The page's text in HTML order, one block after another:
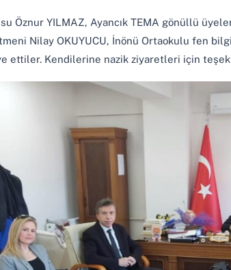
Öznur YILMAZ, Ayancık TEMA gönüllü
Nilay OKUYUCU, İnönü Ortaokulu fen
ettiler. Kendilerine nazik ziyaretleri için